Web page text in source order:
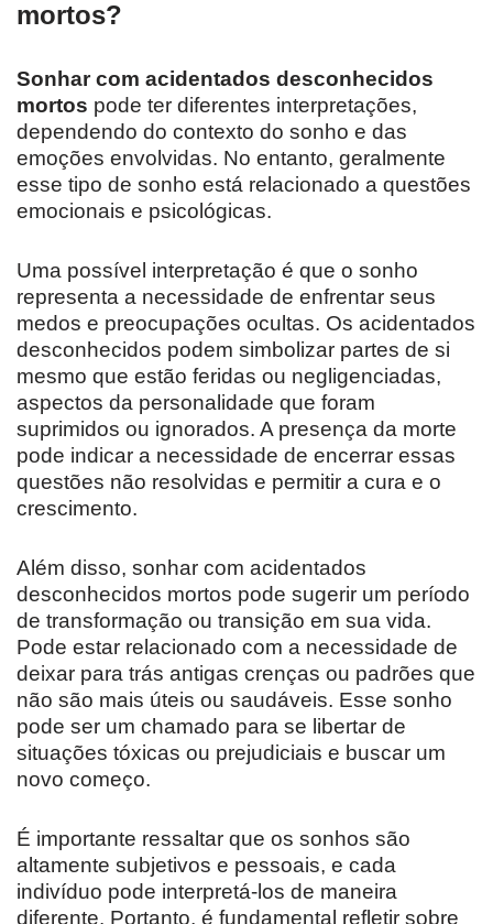
mortos?
Sonhar com acidentados desconhecidos
mortos pode ter diferentes interpretações,
dependendo do contexto do sonho e das
emoções envolvidas. No entanto, geralmente
esse tipo de sonho está relacionado a questões
emocionais e psicológicas.
Uma possível interpretação é que o sonho
representa a necessidade de enfrentar seus
medos e preocupações ocultas. Os acidentados
desconhecidos podem simbolizar partes de si
mesmo que estão feridas ou negligenciadas,
aspectos da personalidade que foram
suprimidos ou ignorados. A presença da morte
pode indicar a necessidade de encerrar essas
questões não resolvidas e permitir a cura e o
crescimento.
Além disso, sonhar com acidentados
desconhecidos mortos pode sugerir um período
de transformação ou transição em sua vida.
Pode estar relacionado com a necessidade de
deixar para trás antigas crenças ou padrões que
não são mais úteis ou saudáveis. Esse sonho
pode ser um chamado para se libertar de
situações tóxicas ou prejudiciais e buscar um
novo começo.
É importante ressaltar que os sonhos são
altamente subjetivos e pessoais, e cada
indivíduo pode interpretá-los de maneira
diferente. Portanto, é fundamental refletir sobre